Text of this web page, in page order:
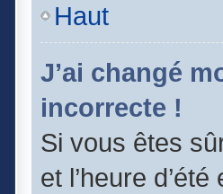
Haut
J’ai changé
incorrecte !
Si vous êtes
et l’heure